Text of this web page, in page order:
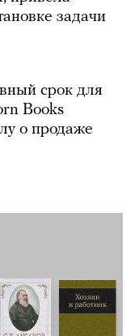
задачи
срок для
Books
о продаже